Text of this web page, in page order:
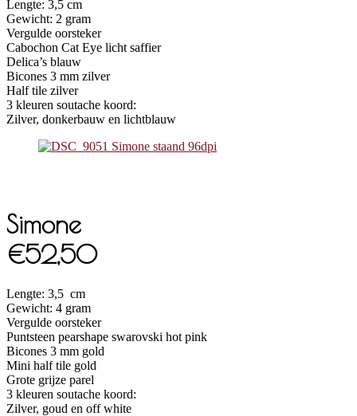
Lengte: 3,5 cm
Gewicht: 2 gram
Vergulde oorsteker
Cabochon Cat Eye licht saffier
Delica’s blauw
Bicones 3 mm zilver
Half tile zilver
3 kleuren soutache koord:
Zilver, donkerbauw en lichtblauw
Simone
€52,50
Lengte: 3,5 cm
Gewicht: 4 gram
Vergulde oorsteker
Puntsteen pearshape swarovski hot pink
Bicones 3 mm gold
Mini half tile gold
Grote grijze parel
3 kleuren soutache koord:
Zilver, goud en off white